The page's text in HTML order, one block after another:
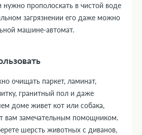
нужно прополоскать в чистой воде
загрязнении его даже можно
машине-автомат.
очищать паркет, ламинат,
гранитный пол и даже
доме живет кот или собака,
вам замечательным помощником.
шерсть животных с диванов,